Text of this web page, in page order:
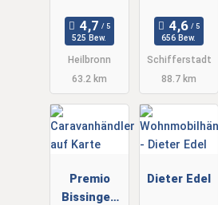
KG
525 Bew.
Heilbronn
63.2 km
656 Bew.
Schifferstadt
88.7 km
Premio
Bissingen
Dieter Edel